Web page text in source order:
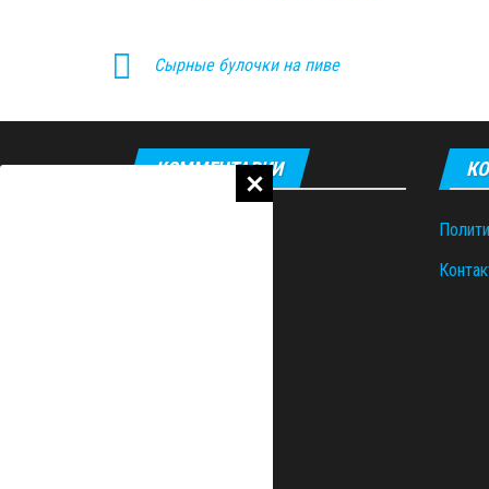
Сырные булочки на пиве
КОММЕНТАРИИ